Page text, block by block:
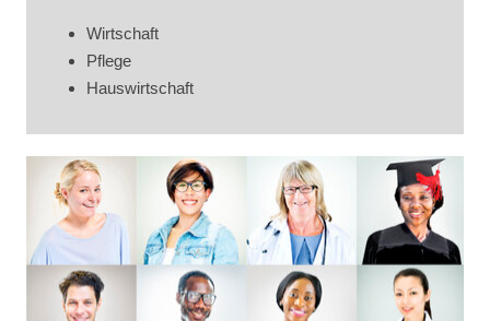
Wirtschaft
Pflege
Hauswirtschaft